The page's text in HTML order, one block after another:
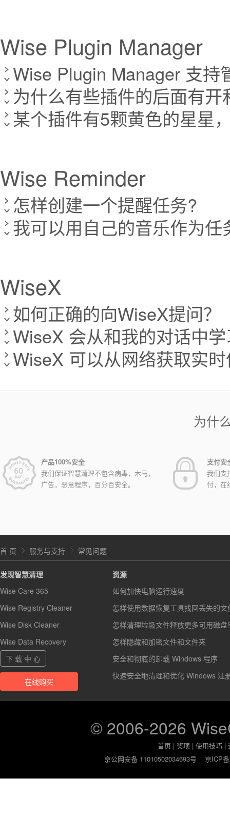
Wise Plugin Manager
Wise Plugin Manager 支持
为什么有些插件的后面有
某个插件有5颗黄色的星星
Wise Reminder
怎样创建一个提醒任务?
我可以用自己的音乐作为任
WiseX
如何正确的向WiseX提问？
WiseX 会从和我的对话中
WiseX 可以从网络获取实
为什
产品100%安全
我们保证智慧清理不包含病毒，木马，
广告，恶意程序，百分百安全。
支付安
我们支
付，在
首 页 服务与支持 常见问题
发现智慧清理
Wise Care 365
Wise Registry Cleaner
Wise Disk Cleaner
Wise Data Recovery
下 载 中 心
在线购买
资源
如何加快电脑运行速度
怎样使用数据恢复工具找回丢失的文
怎样清理垃圾文件释放更多可用磁盘
怎样隐藏和加密文件和文件夹
安全和彻底的卸载 Windows 程序
快速安全地清理和优化 Windows 注
© 2006-2026
首页 |奖项 |使用技巧 |
京公网安备 11010502034693号
京ICP